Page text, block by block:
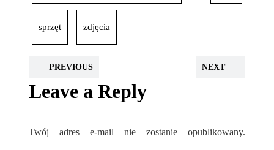
sprzęt zdjęcia
PREVIOUS NEXT
Leave a Reply
Twój adres e-mail nie zostanie opublikowany.